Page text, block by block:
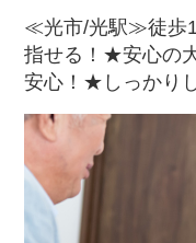
≪光市/光駅≫徒歩
指せる！★安心の
安心！★しっかり